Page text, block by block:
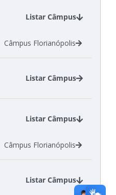
Listar Câmpus
Câmpus Florianópolis
Listar Câmpus
Câmpus Gaspar
do Sul - Centro
Listar Câmpus
Câmpus Florianópolis
Listar Câmpus